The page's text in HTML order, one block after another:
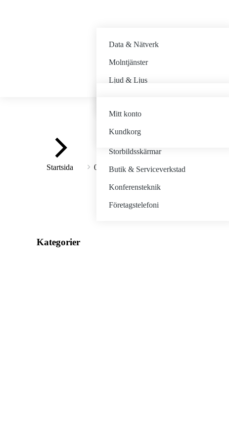
Data & Nätverk
Molntjänster
Ljud & Ljus
Minuit Une
Bildteknik
Storbildsskärmar
Butik & Serviceverkstad
Konferensteknik
Företagstelefoni
Mitt konto
Kundkorg
Du är här:
Startsida 01. LJUD Mic (Kabel)
Kategorier